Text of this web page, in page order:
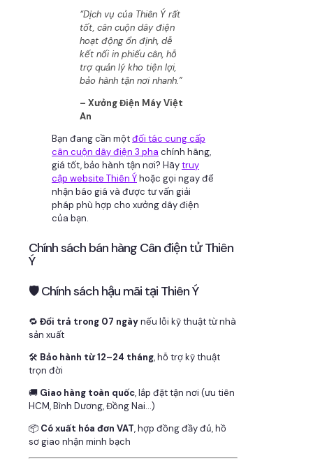
“Dịch vụ của Thiên Ý rất
tốt, cân cuộn dây điện
hoạt động ổn định, dễ
kết nối in phiếu cân, hỗ
trợ quản lý kho tiện lợi,
bảo hành tận nơi nhanh.”
– Xưởng Điện Máy Việt
An
Bạn đang cần mộtđối tác cung cấp
cân cuộn dây điện 3 pha chính hãng,
giá tốt, bảo hành tận nơi? Hãytruy
cập website Thiên Ýhoặc gọi ngay để
nhận báo giá và được tư vấn giải
pháp phù hợp cho xưởng dây điện
của bạn.
Chính sách bán hàng Cân điện tử Thiên
Ý
🛡 Chính sách hậu mãi tại Thiên Ý
🔁 Đổi trả trong 07 ngàynếu lỗi kỹ thuật từ nhà
sản xuất
🛠 Bảo hành từ 12–24 tháng, hỗ trợ kỹ thuật
trọn đời
🚚 Giao hàng toàn quốc, lắp đặt tận nơi (ưu tiên
HCM, Bình Dương, Đồng Nai…)
📦 Có xuất hóa đơn VAT, hợp đồng đầy đủ, hồ
sơ giao nhận minh bạch